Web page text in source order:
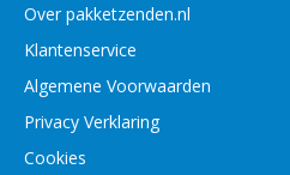
Over pakketzenden.nl
Klantenservice
Algemene Voorwaarden
Privacy Verklaring
Cookies